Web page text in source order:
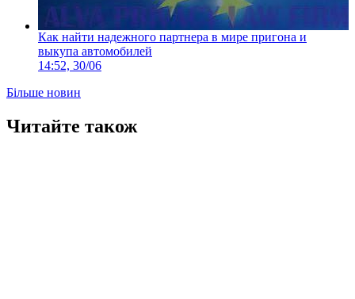
Как найти надежного партнера в мире пригона и
выкупа автомобилей
14:52, 30/06
Більше новин
Читайте також